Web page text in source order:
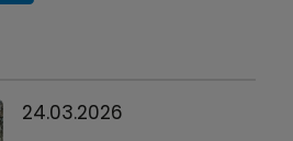
24.03.2026